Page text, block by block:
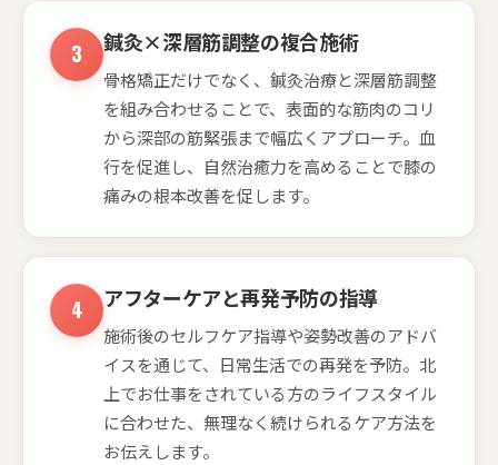
鍼灸×深層筋調整の複合施術
骨格矯正だけでなく、鍼灸治療と深層筋調整
を組み合わせることで、表面的な筋肉のコリ
から深部の筋緊張まで幅広くアプローチ。血
行を促進し、自然治癒力を高めることで膝の
痛みの根本改善を促します。
アフターケアと再発予防の指導
施術後のセルフケア指導や姿勢改善のアドバ
イスを通じて、日常生活での再発を予防。北
上でお仕事をされている方のライフスタイル
に合わせた、無理なく続けられるケア方法を
お伝えします。